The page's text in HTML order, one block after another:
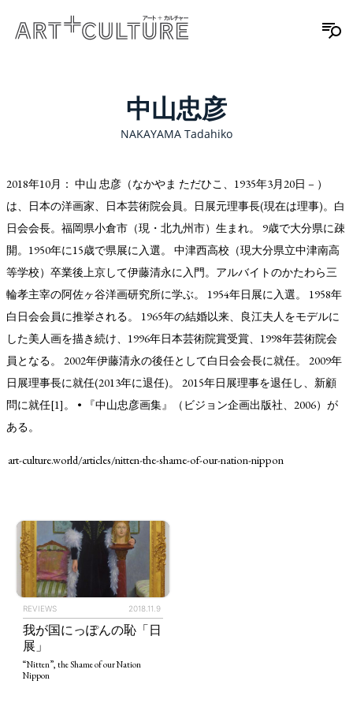
ART WORLD CULTURAL ESSAYS
中山忠彦
NAKAYAMA Tadahiko
2018年10月： 中山 忠彦（なかやま ただひこ、1935年3月20日 – ）
は、日本の洋画家、日本芸術院会員。日展元理事長(現在は理事)。白
日会会長。福岡県小倉市（現・北九州市）生まれ。 9歳で大分県に疎
開。1950年に15歳で県展に入選。 中津西高校（現大分県立中津南高
等学校）卒業後上京して伊藤清永に入門。アルバイトのかたわら三
輪孝主宰の阿佐ヶ谷洋画研究所に学ぶ。 1954年日展に入選。 1958年
白日会会員に推挙される。 1965年の結婚以来、良江夫人をモデルに
した美人画を描き続け、1996年日本芸術院賞受賞、1998年芸術院会
員となる。 2002年伊藤清永の後任として白日会会長に就任。 2009年
日展理事長に就任(2013年に退任)。 2015年日展理事を退任し、新顧
問に就任[1]。 • 『中山忠彦画集』（ビジョン企画出版社、2006）が
ある。
art-culture.world/articles/nitten-the-shame-of-our-nation-nippon
REVIEWS 2018.11.9
我が国にっぽんの恥「日
展」
“Nitten”, the Shame of our Nation
Nippon